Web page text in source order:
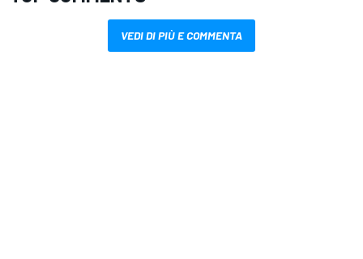
VEDI DI PIÙ E COMMENTA